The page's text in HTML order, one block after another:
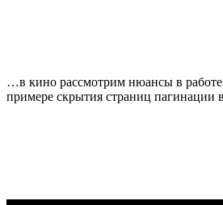
…в кино рассмотрим нюансы в
примере скрытия страниц пагинации